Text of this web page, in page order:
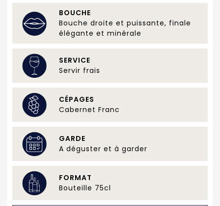
BOUCHE
Bouche droite et puissante, finale
élégante et minérale
SERVICE
Servir frais
CÉPAGES
Cabernet Franc
GARDE
A déguster et à garder
FORMAT
Bouteille 75cl